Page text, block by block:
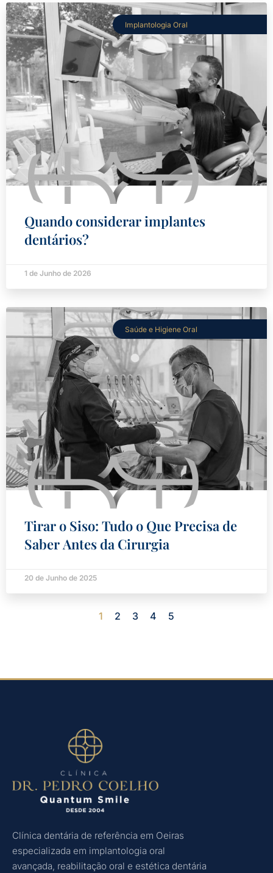
Implantologia Oral
Quando considerar implantes
dentários?
1 de Junho de 2026
Saúde e Higiene Oral
Tirar o Siso: Tudo o Que Precisa de
Saber Antes da Cirurgia
20 de Junho de 2025
1 2 3 4 5
Clínica dentária de referência em Oeiras
especializada em implantologia oral
avançada, reabilitação oral e estética dentária